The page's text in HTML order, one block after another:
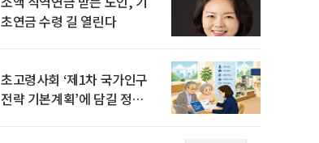
초연금 수령 길 열린다
초고령사회 ‘제1차 국가인구
전략 기본계획’에 담길 정책